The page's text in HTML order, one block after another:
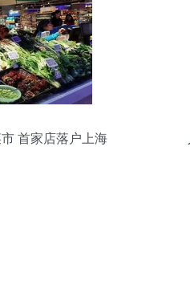
首家店落户上海